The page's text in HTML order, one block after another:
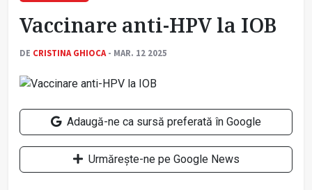
Demersuri pentru acces transfrontalier la date
Contractul cadru ar putea fi modificat
temporar
Vaccinare anti-HPV la IOB
DE CRISTINA GHIOCA - MAR. 12 2025
Adaugă-ne ca sursă preferată în Google
Urmărește-ne pe Google News